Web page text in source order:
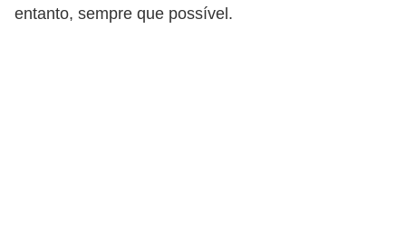
entanto, sempre que possível.
S